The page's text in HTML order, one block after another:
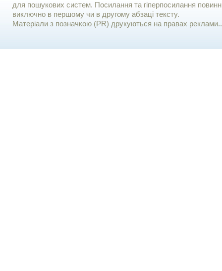
для пошукових систем. Посилання та гіперпосилання
виключно в першому чи в другому абзаці тексту.
Матеріали з позначкою (PR) друкуються на правах реклами..